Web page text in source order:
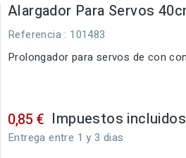
Alargador Para Servos
Referencia : 101483
Prolongador para servos de con
0,85 € Impuestos incluidos
Entrega entre 1 y 3 dias